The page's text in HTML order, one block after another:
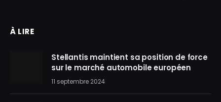
À LIRE
Stellantis maintient sa position de force
sur le marché automobile européen
11 septembre 2024